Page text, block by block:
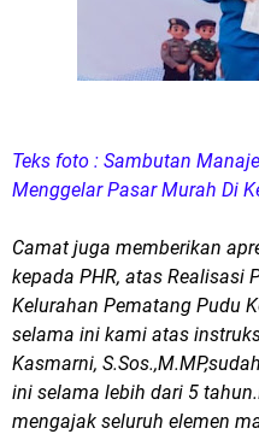
Teks foto : Sambutan
Menggelar Pasar Murah Di
Camat juga memberikan
kepada PHR, atas Realisasi
Kelurahan Pematang Pudu
selama ini kami atas
Kasmarni,
ini selama lebih dari 5
mengajak seluruh elemen